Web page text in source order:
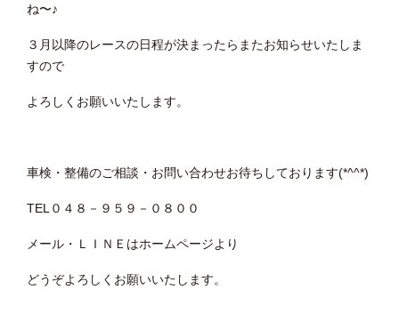
ね〜♪
３月以降のレースの日程が決まったらまたお知らせいたしま
すので
よろしくお願いいたします。
車検・整備のご相談・お問い合わせお待ちしております(*^^*)
TEL０４８－９５９－０８００
メール・ＬＩＮＥはホームページより
どうぞよろしくお願いいたします。